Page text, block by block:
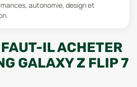
autonomie, design et
IL ACHETER
GALAXY Z FLIP 7